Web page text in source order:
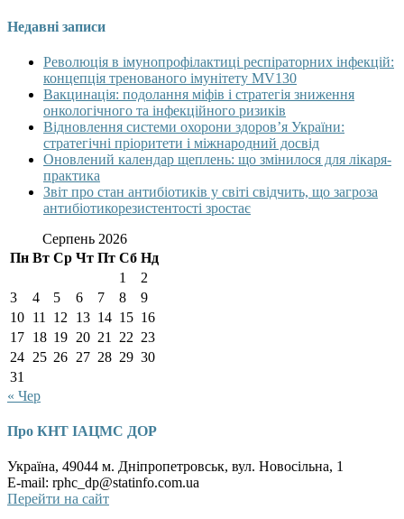
Недавні записи
Революція в імунопрофілактиці респіраторних інфекцій:
концепція тренованого імунітету MV130
Вакцинація: подолання міфів і стратегія зниження
онкологічного та інфекційного ризиків
Відновлення системи охорони здоров’я України:
стратегічні пріоритети і міжнародний досвід
Оновлений календар щеплень: що змінилося для лікаря-
практика
Звіт про стан антибіотиків у світі свідчить, що загроза
антибіотикорезистентості зростає
Серпень 2026
Пн Вт Ср Чт Пт Сб Нд
1
2
3
4 5 6 7 8
9
10 11 12 13 14 15 16
17 18 19 20 21 22 23
24 25 26 27 28 29 30
31
« Чер
Про КНТ ІАЦМС ДОР
Україна, 49044 м. Дніпропетровськ, вул. Новосільна, 1
E-mail: rphc_dp@statinfo.com.ua
Перейти на сайт